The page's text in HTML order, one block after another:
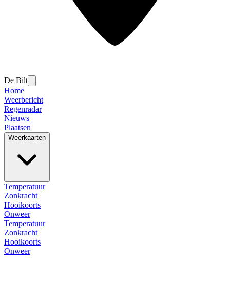
De Bilt
Home
Weerbericht
Regenradar
Nieuws
Plaatsen
Weerkaarten
Temperatuur
Zonkracht
Hooikoorts
Onweer
Temperatuur
Zonkracht
Hooikoorts
Onweer